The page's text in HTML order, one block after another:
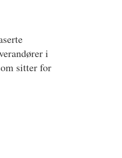
i
sitter for